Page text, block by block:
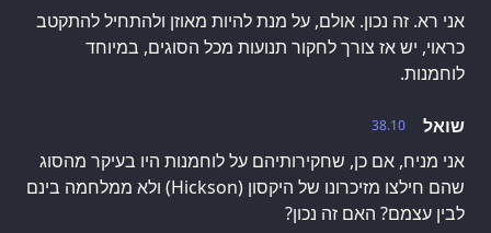
אני רא. זה נכון. אולם, על מנת להיות מאוזן ולהתחיל להתקטב
כראוי, יש אז צורך לחקור תנועות מכל הסוגים, במיוחד
לוחמנות.
38.10
שואל
אני מניח, אם כן, שחקירותיהם על לוחמנות היו בעיקר מהסוג
שהם חילצו מזיכרונו של היקסון (Hickson) ולא ממלחמה בינם
לבין עצמם? האם זה נכון?